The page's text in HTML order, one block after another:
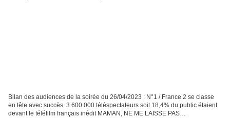
Bilan des audiences de la soirée du 26/04/2023 : N°1 / France 2 se classe
en tête avec succès. 3 600 000 téléspectateurs soit 18,4% du public étaient
devant le téléfilm français inédit MAMAN, NE ME LAISSE PAS